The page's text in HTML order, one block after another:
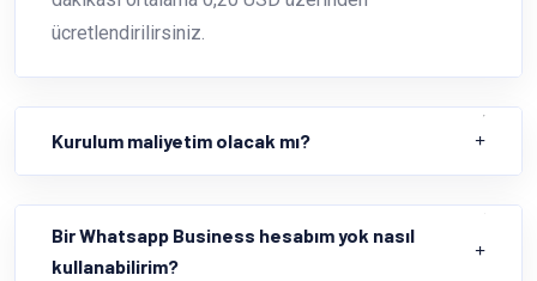
ücretlendirilirsiniz.
Kurulum maliyetim olacak mı?
Bir Whatsapp Business hesabım yok nasıl
kullanabilirim?